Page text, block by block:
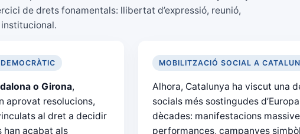
de drets fonamentals: llibertat d’expressió, reunió,
o Girona,
aprovat resolucions,
al dret a decidir
han acabat als
MOBILITZACIÓ SOCIAL A
Alhora, Catalunya ha viscut una
socials més sostingudes
dècades: manifestacions
performances, campanyes